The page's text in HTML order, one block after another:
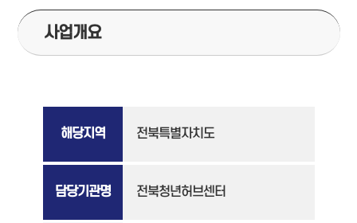
사업개요
해당지역 전북특별자치도
담당기관명 전북청년허브센터